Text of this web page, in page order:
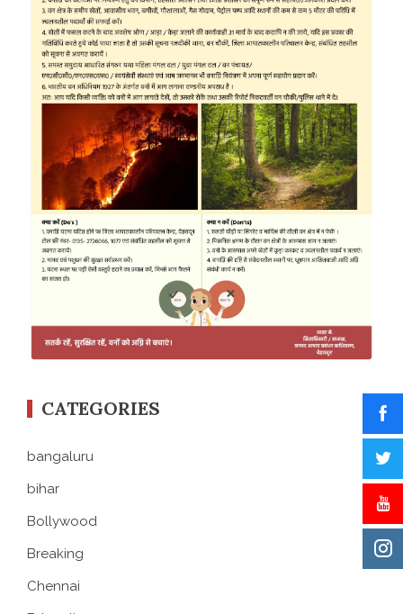
CATEGORIES
bangaluru
bihar
Bollywood
Breaking
Chennai